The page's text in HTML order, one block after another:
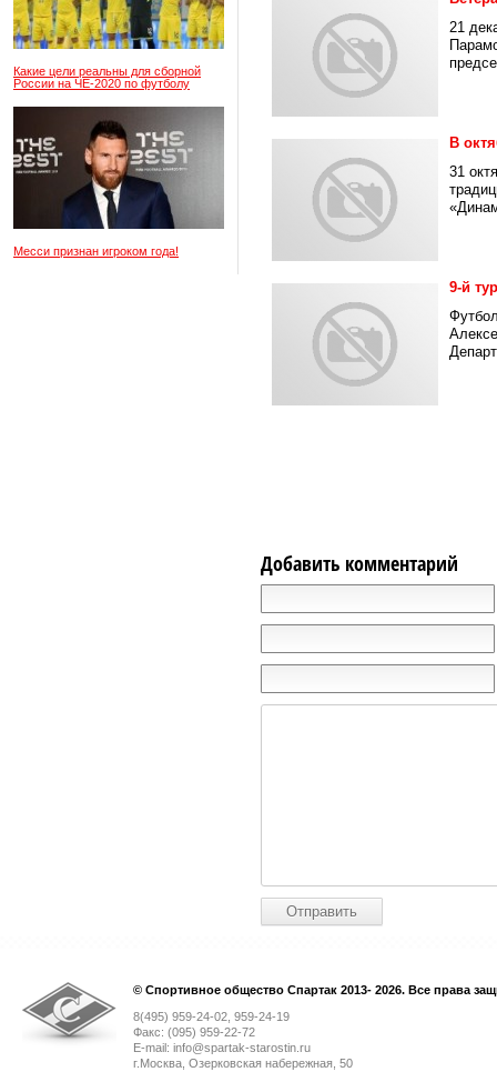
Какие цели реальны для сборной
России на ЧЕ-2020 по футболу
Месси признан игроком года!
21
В
31
9-й
Добавить комментарий
© Спортивное общество Спартак 2013- 2026. Все права
8(495) 959-24-02, 959-24-19
Факс: (095) 959-22-72
E-mail: info@spartak-starostin.ru
г.Москва, Озерковская набережная, 50